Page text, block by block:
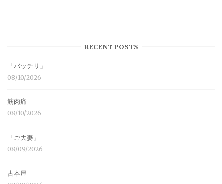
RECENT POSTS
「バッチリ」
08/10/2026
筋肉痛
08/10/2026
「ご夫妻」
08/09/2026
古本屋